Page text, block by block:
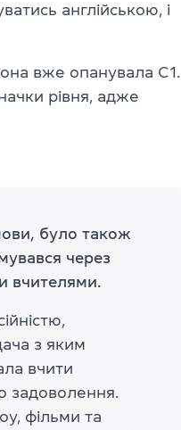
англійською, і
вже опанувала С1.
рівня, адже
було також
через
вчителями.
з яким
вчити
задоволення.
фільми та